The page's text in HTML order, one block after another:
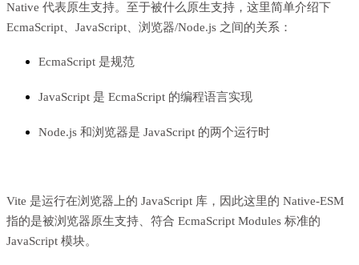
Native 代表原生支持。至于被什么原生支持，这里简单介绍下
EcmaScript、JavaScript、浏览器/Node.js 之间的关系：
EcmaScript 是规范
JavaScript 是 EcmaScript 的编程语言实现
Node.js 和浏览器是 JavaScript 的两个运行时
Vite 是运行在浏览器上的 JavaScript 库，因此这里的 Native-ESM
指的是被浏览器原生支持、符合 EcmaScript Modules 标准的
JavaScript 模块。